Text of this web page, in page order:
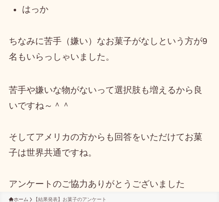
はっか
ちなみに苦手（嫌い）なお菓子がなしという方が9
名も いらっしゃいました。
苦手や嫌いな物がないって選択肢も増えるから良
いですね～＾＾
そしてアメリカの方からも回答をいただけてお菓
子は世界共通ですね。
アンケートのご協力ありがとうございました
ホーム 【結果発表】お菓子のアンケート